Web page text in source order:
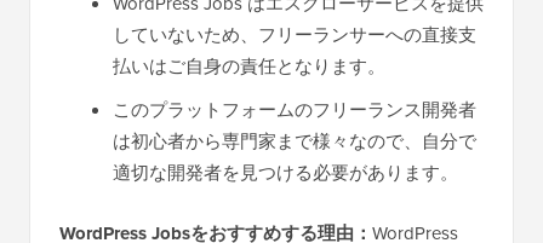
していないため、フリーランサーへの直接支
払いはご自身の責任となります。
このプラットフォームのフリーランス開発者
は初心者から専門家まで様々なので、自分で
適切な開発者を見つける必要があります。
WordPress Jobsをおすすめする理由： WordPress